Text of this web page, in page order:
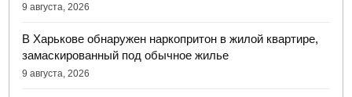
9 августа, 2026
В Харькове обнаружен наркопритон в жилой квартире,
замаскированный под обычное жилье
9 августа, 2026